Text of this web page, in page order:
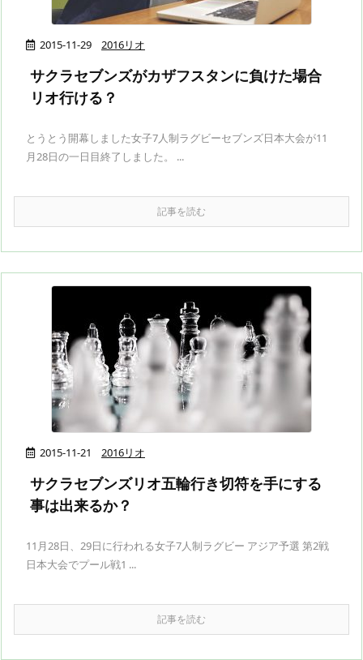
2015-11-29 2016リオ
サクラセブンズがカザフスタンに負けた場合
リオ行ける？
とうとう開幕しました女子7人制ラグビーセブンズ日本大会が11
月28日の一日目終了しました。 ...
記事を読む
2015-11-21 2016リオ
サクラセブンズリオ五輪行き切符を手にする
事は出来るか？
11月28日、29日に行われる女子7人制ラグビー アジア予選 第2戦
日本大会でプール戦1 ...
記事を読む